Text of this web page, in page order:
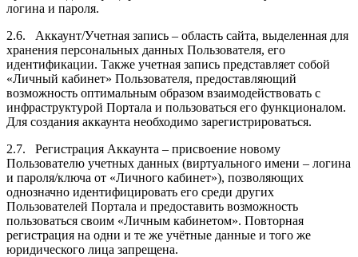
логина и пароля.
2.6. Аккаунт/Учетная запись – область сайта, выделенная для
хранения персональных данных Пользователя, его
идентификации. Также учетная запись представляет собой
«Личный кабинет» Пользователя, предоставляющий
возможность оптимальным образом взаимодействовать с
инфраструктурой Портала и пользоваться его функционалом.
Для создания аккаунта необходимо зарегистрироваться.
2.7. Регистрация Аккаунта – присвоение новому
Пользователю учетных данных (виртуального имени – логина
и пароля/ключа от «Личного кабинет»), позволяющих
однозначно идентифицировать его среди других
Пользователей Портала и предоставить возможность
пользоваться своим «Личным кабинетом». Повторная
регистрация на одни и те же учётные данные и того же
юридического лица запрещена.